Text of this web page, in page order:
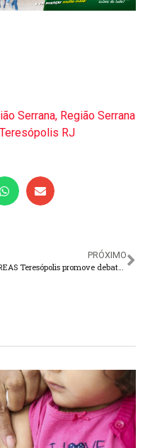
Serrana, Região Serrana
Teresópolis RJ
PRÓXIMO